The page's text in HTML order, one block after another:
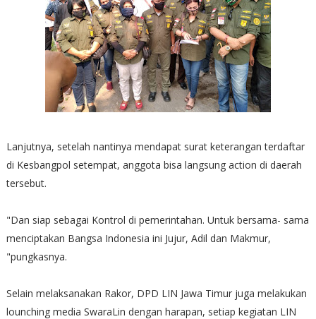
Lanjutnya, setelah nantinya mendapat surat keterangan terdaftar
di Kesbangpol setempat, anggota bisa langsung action di daerah
tersebut.
"Dan siap sebagai Kontrol di pemerintahan. Untuk bersama- sama
menciptakan Bangsa Indonesia ini Jujur, Adil dan Makmur,
"pungkasnya.
Selain melaksanakan Rakor, DPD LIN Jawa Timur juga melakukan
lounching media SwaraLin dengan harapan, setiap kegiatan LIN